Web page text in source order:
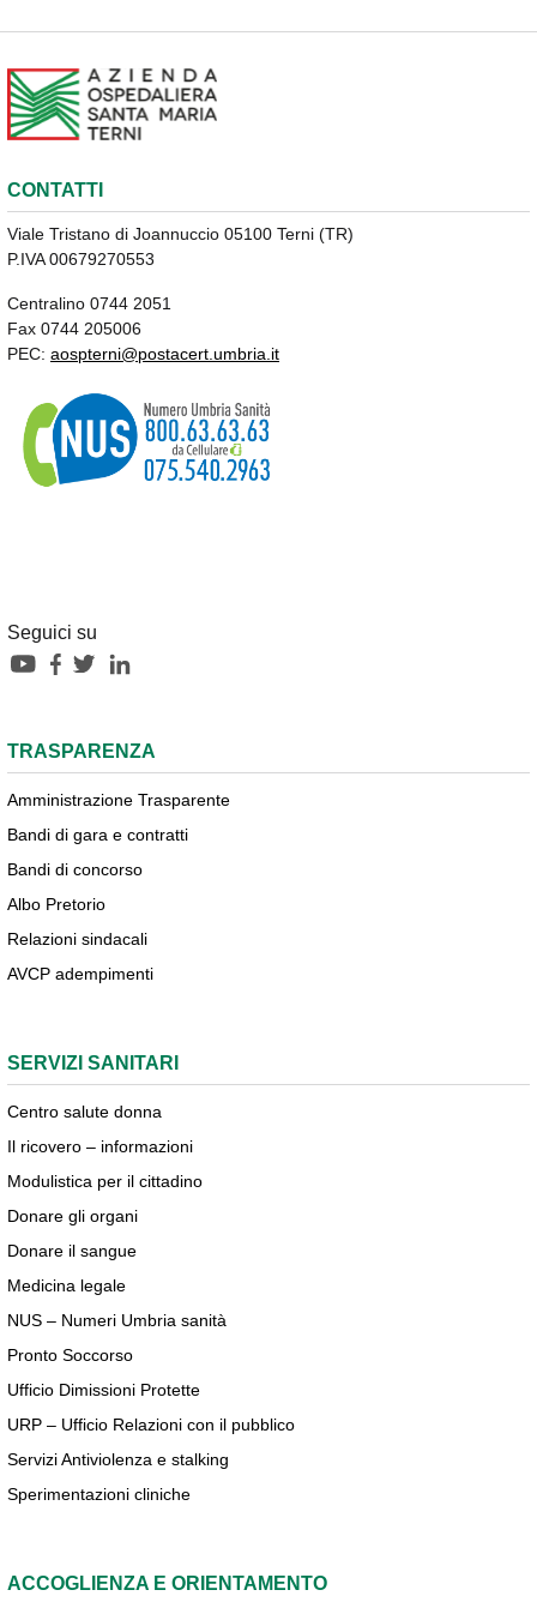
CONTATTI
Viale Tristano di Joannuccio 05100 Terni (TR)
P.IVA 00679270553
Centralino 0744 2051
Fax 0744 205006
PEC: aospterni@postacert.umbria.it
Seguici su
TRASPARENZA
Amministrazione Trasparente
Bandi di gara e contratti
Bandi di concorso
Albo Pretorio
Relazioni sindacali
AVCP adempimenti
SERVIZI SANITARI
Centro salute donna
Il ricovero – informazioni
Modulistica per il cittadino
Donare gli organi
Donare il sangue
Medicina legale
NUS – Numeri Umbria sanità
Pronto Soccorso
Ufficio Dimissioni Protette
URP – Ufficio Relazioni con il pubblico
Servizi Antiviolenza e stalking
Sperimentazioni cliniche
ACCOGLIENZA E ORIENTAMENTO